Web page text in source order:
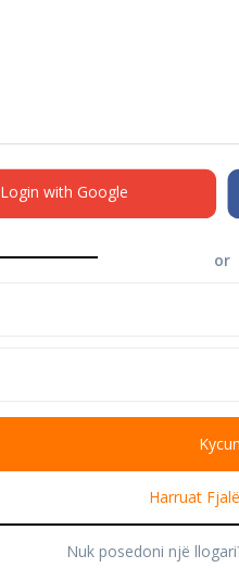
Login with Google
or
Harruat
Nuk posedoni një